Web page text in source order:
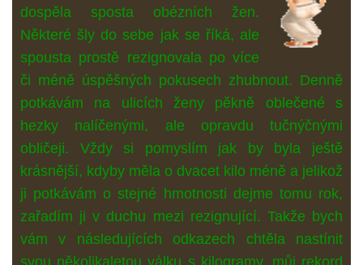
dospěla sposta obézních žen.
Některé šly do sebe jak se říká, ale
spousta prostě rezignovala po více
či méně úspěšných pokusech zhubnout. Denně
potkávám na ulicích ženy pěkně oblečené s
hezky nalíčenými, ale opravdu tučnýčnými
obličeji. Vždy si pomyslím jak by byla ještě
krásnější, kdyby měla o dvacet kilo méně a jelikož
ji potkávám o stejné hmotnosti dejme tomu rok,
zařadím ji v duchu mezi rezignující. Takže bych
vám v následujících odkazech chtěla nastínit